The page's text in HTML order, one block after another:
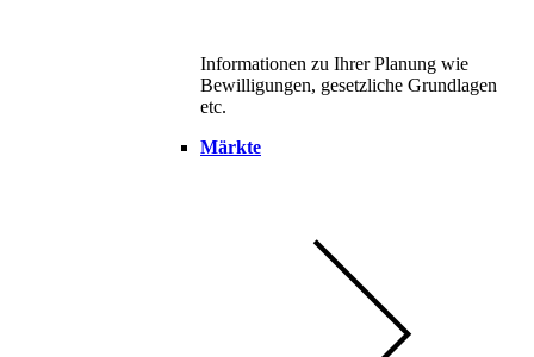
Informationen zu Ihrer Planung wie
Bewilligungen, gesetzliche Grundlagen
etc.
Märkte